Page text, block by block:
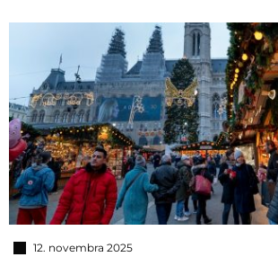
12. novembra 2025